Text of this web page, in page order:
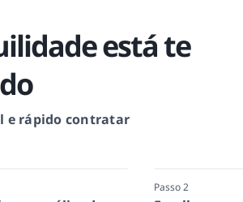
está te
e rápido contratar
Passo 2